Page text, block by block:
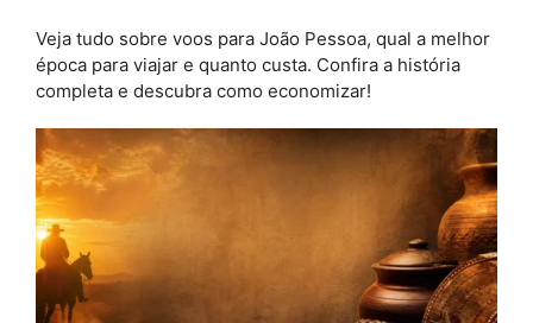
Veja tudo sobre voos para João Pessoa, qual a melhor
época para viajar e quanto custa. Confira a história
completa e descubra como economizar!